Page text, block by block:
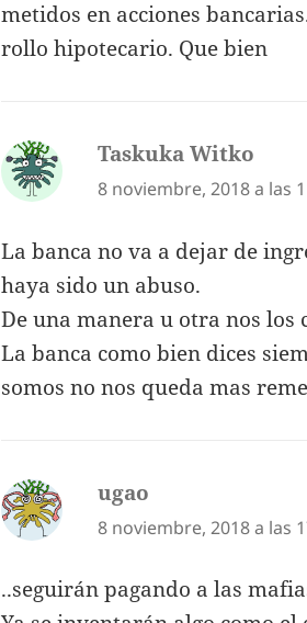
metidos en acciones
rollo hipotecario. Que bien
Taskuka Witko
8 noviembre, 2018 a las
La banca no va a dejar de
haya sido un abuso.
De una manera u otra nos los
La banca como bien dices
somos no nos queda mas
ugao
8 noviembre, 2018 a las
..seguirán pagando a las